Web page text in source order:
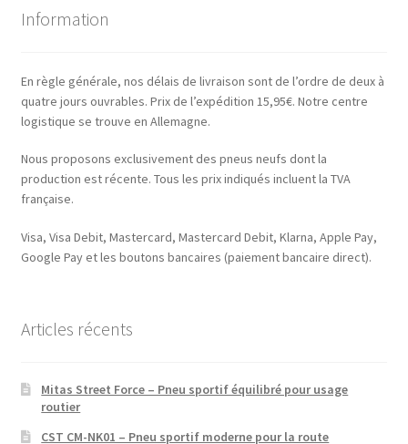
Information
En règle générale, nos délais de livraison sont de l’ordre de deux à
quatre jours ouvrables. Prix de l’expédition 15,95€. Notre centre
logistique se trouve en Allemagne.
Nous proposons exclusivement des pneus neufs dont la
production est récente. Tous les prix indiqués incluent la TVA
française.
Visa, Visa Debit, Mastercard, Mastercard Debit, Klarna, Apple Pay,
Google Pay et les boutons bancaires (paiement bancaire direct).
Articles récents
Mitas Street Force – Pneu sportif équilibré pour usage
routier
CST CM-NK01 – Pneu sportif moderne pour la route